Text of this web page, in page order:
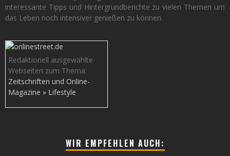
interessante Tipps und Hintergrundberichte zu vielen Themen um
das Leben noch intensiver genießen zu können.
Redaktionell ausgewählte
Webseiten zum Thema:
Zeitschriften und Online-
Magazine » Lifestyle
WIR EMPFEHLEN AUCH: